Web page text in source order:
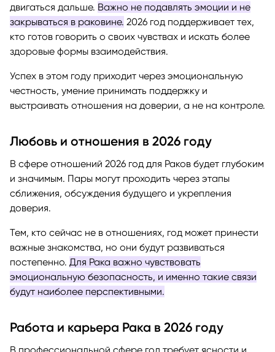
двигаться дальше. Важно не подавлять эмоции и не
закрываться в раковине. 2026 год поддерживает тех,
кто готов говорить о своих чувствах и искать более
здоровые формы взаимодействия.
Успех в этом году приходит через эмоциональную
честность, умение принимать поддержку и
выстраивать отношения на доверии, а не на контроле.
Любовь и отношения в 2026 году
В сфере отношений 2026 год для Раков будет глубоким
и значимым. Пары могут проходить через этапы
сближения, обсуждения будущего и укрепления
доверия.
Тем, кто сейчас не в отношениях, год может принести
важные знакомства, но они будут развиваться
постепенно. Для Рака важно чувствовать
эмоциональную безопасность, и именно такие связи
будут наиболее перспективными.
Работа и карьера Рака в 2026 году